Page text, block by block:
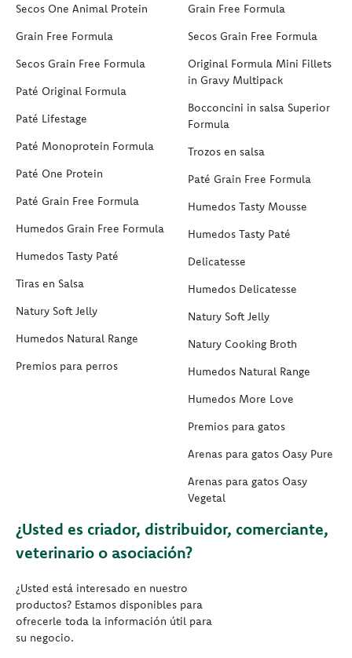
Secos One Animal Protein
Grain Free Formula
Secos Grain Free Formula
Paté Original Formula
Paté Lifestage
Paté Monoprotein Formula
Paté One Protein
Paté Grain Free Formula
Humedos Grain Free Formula
Humedos Tasty Paté
Tiras en Salsa
Natury Soft Jelly
Humedos Natural Range
Premios para perros
Grain Free Formula
Secos Grain Free Formula
Original Formula Mini Fillets
in Gravy Multipack
Bocconcini in salsa Superior
Formula
Trozos en salsa
Paté Grain Free Formula
Humedos Tasty Mousse
Humedos Tasty Paté
Delicatesse
Humedos Delicatesse
Natury Soft Jelly
Natury Cooking Broth
Humedos Natural Range
Humedos More Love
Premios para gatos
Arenas para gatos Oasy Pure
Arenas para gatos Oasy
Vegetal
¿Usted es criador, distribuidor, comerciante,
veterinario o asociación?
¿Usted está interesado en nuestro
productos? Estamos disponibles para
ofrecerle toda la información útil para
su negocio.